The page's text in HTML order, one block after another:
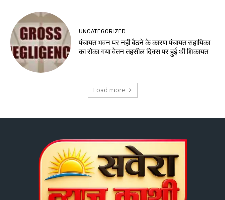
UNCATEGORIZED
पंचायत भवन पर नही बैठने के कारण पंचायत सहायिका
का रोका गया वेतन तहसील दिवस पर हुई थी शिकायत
Load more